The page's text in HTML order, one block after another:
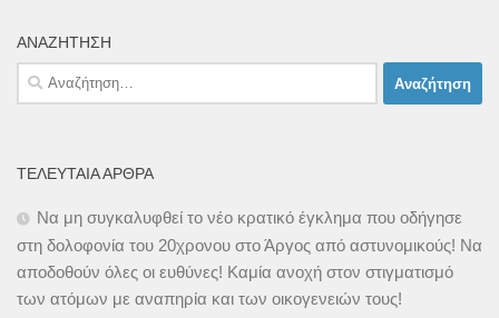
ΑΝΑΖΉΤΗΣΗ
Αναζήτηση
για:
ΤΕΛΕΥΤΑΊΑ ΆΡΘΡΑ
Να μη συγκαλυφθεί το νέο κρατικό έγκλημα που οδήγησε
στη δολοφονία του 20χρονου στο Άργος από αστυνομικούς! Να
αποδοθούν όλες οι ευθύνες! Καμία ανοχή στον στιγματισμό
των ατόμων με αναπηρία και των οικογενειών τους!